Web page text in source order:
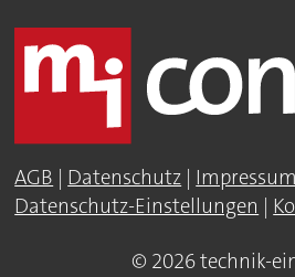
AGB | Datenschutz | Impressum
Datenschutz-Einstellungen |
© 2026 technik-